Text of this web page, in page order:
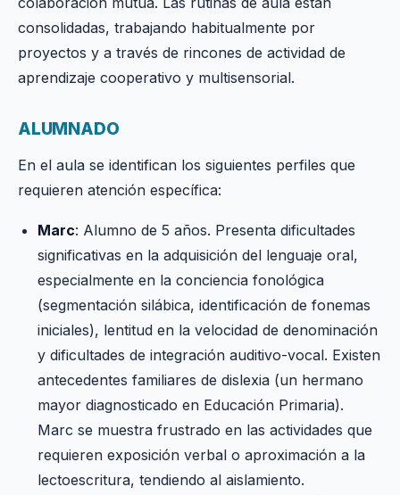
consolidadas, trabajando habitualmente por
proyectos y a través de rincones de actividad de
aprendizaje cooperativo y multisensorial.
ALUMNADO
En el aula se identifican los siguientes perfiles que
requieren atención específica:
Marc: Alumno de 5 años. Presenta dificultades
significativas en la adquisición del lenguaje oral,
especialmente en la conciencia fonológica
(segmentación silábica, identificación de fonemas
iniciales), lentitud en la velocidad de denominación
y dificultades de integración auditivo-vocal. Existen
antecedentes familiares de dislexia (un hermano
mayor diagnosticado en Educación Primaria).
Marc se muestra frustrado en las actividades que
requieren exposición verbal o aproximación a la
lectoescritura, tendiendo al aislamiento.